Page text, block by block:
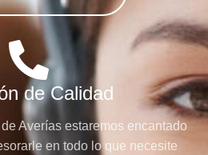
de Calidad
Averías estaremos encantado
en todo lo que necesite